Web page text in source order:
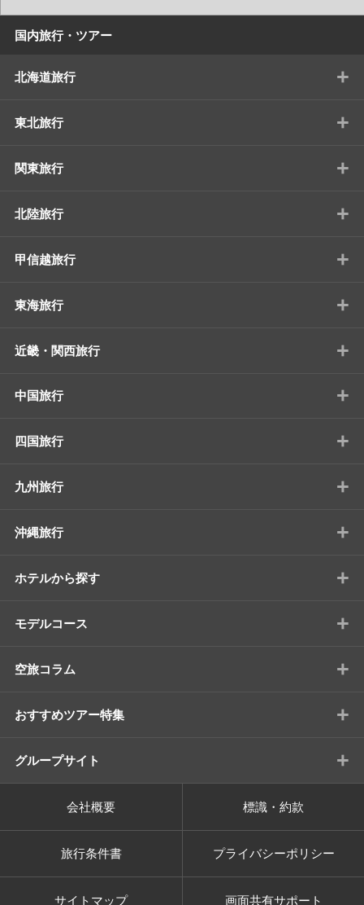
国内旅行・ツアー
北海道旅行 +
東北旅行 +
関東旅行 +
北陸旅行 +
甲信越旅行 +
東海旅行 +
近畿・関西旅行 +
中国旅行 +
四国旅行 +
九州旅行 +
沖縄旅行 +
ホテルから探す +
モデルコース +
空旅コラム +
おすすめツアー特集 +
グループサイト +
会社概要 標識・約款
旅行条件書 プライバシーポリシー
サイトマップ 画面共有サポート